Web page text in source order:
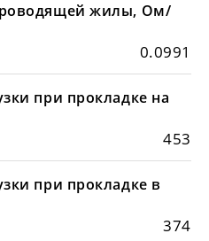
жилы, Ом/
0.0991
при прокладке на
453
при прокладке в
374